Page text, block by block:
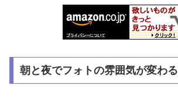
朝と夜でフォトの雰囲気が変わる